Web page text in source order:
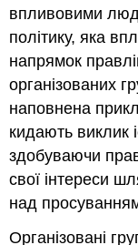
впливовими
політику, яка
напрямок
організованих
наповнена
кидають виклик
здобуваючи
свої інтереси
над
Організовані